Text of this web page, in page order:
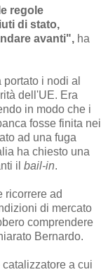
regole
di stato,
avanti", ha
portato i nodi al
dell'UE. Era
in modo che i
fosse finita nei
ad una fuga
ha chiesto una
il bail-in.
ricorrere ad
di mercato
comprendere
Bernardo.
a cui